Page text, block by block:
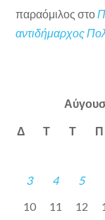
παραόμιλος στο
αντιδήμαρχος
Δ Τ Τ Π
3
4 5
10
11 12